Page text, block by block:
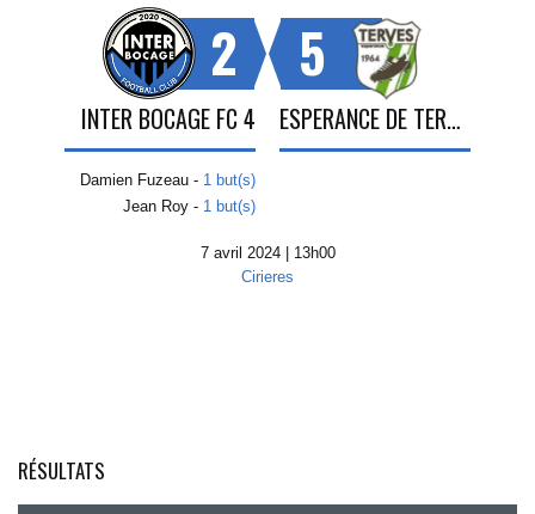
2
INTER BOCAGE FC 4
Damien Fuzeau - 1 but(s)
Jean Roy - 1 but(s)
5
ESPERANCE DE TERVES 3
7 avril 2024 | 13h00
Cirieres
RÉSULTATS